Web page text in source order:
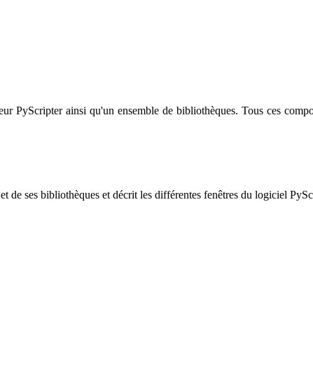
PyScripter ainsi qu'un ensemble de bibliothèques. Tous ces
de ses bibliothèques et décrit les différentes fenêtres du logiciel